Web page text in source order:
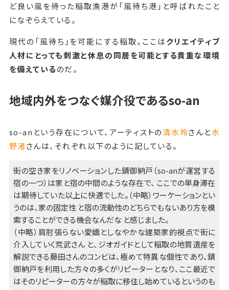
ど良い風を待った稲取漁港が「風待ち港」と呼ばれたこと
になぞらえている。
現代の「風待ち」を可能にする稲取。ここはクリエイティブ
人材にとっても刺激と休息の同居を可能とする貴重な環境
を備えているのだ。
地域内外をつなぐ媒介役であるso-an
so-anという存在について、アーティストの清水玲さんと水
野渚さんは、それぞれ以下のように記している。
街の空き家をリノベーションした錆御納戸（so-anが運営する
宿の一つ）は家と宿の中間のような存在で、 ここでの単身滞在
は期待していた以上に快適でした。（中略）ワーケーションとい
うのは、家の固定性 と宿の流動性のどちらでもないあり方を模
索することができる機会なんだな と感じました。
（中略）肩肘張らない愛嬌としなやかな建築家的視点で街に
介入していく荒武さん と、ジオガイドとして稲取の地質遺産を
解説できる藤田さんのコンビは、極めて特異な個性であり、錆
御納戸を利用した方々の多くがリピーターとなり、ここ最近で
はそのリピーターの方々が稲取に移住し始めているというのも